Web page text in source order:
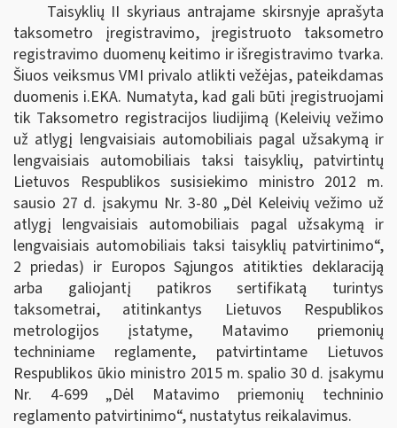
Taisyklių II skyriaus antrajame skirsnyje aprašyta
taksometro įregistravimo, įregistruoto taksometro
registravimo duomenų keitimo ir išregistravimo tvarka.
Šiuos veiksmus VMI privalo atlikti vežėjas, pateikdamas
duomenis i.EKA. Numatyta, kad gali būti įregistruojami
tik Taksometro registracijos liudijimą (Keleivių vežimo
už atlygį lengvaisiais automobiliais pagal užsakymą ir
lengvaisiais automobiliais taksi taisyklių, patvirtintų
Lietuvos Respublikos susisiekimo ministro 2012 m.
sausio 27 d. įsakymu Nr. 3-80 „Dėl Keleivių vežimo už
atlygį lengvaisiais automobiliais pagal užsakymą ir
lengvaisiais automobiliais taksi taisyklių patvirtinimo“,
2 priedas) ir Europos Sąjungos atitikties deklaraciją
arba galiojantį patikros sertifikatą turintys
taksometrai, atitinkantys Lietuvos Respublikos
metrologijos įstatyme, Matavimo priemonių
techniniame reglamente, patvirtintame Lietuvos
Respublikos ūkio ministro 2015 m. spalio 30 d. įsakymu
Nr. 4-699 „Dėl Matavimo priemonių techninio
reglamento patvirtinimo“, nustatytus reikalavimus.